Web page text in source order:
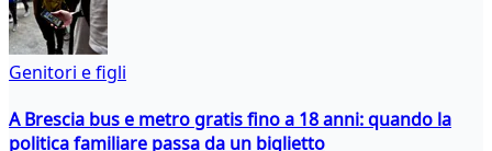
Genitori e figli
A Brescia bus e metro gratis fino a 18 anni: quando la
politica familiare passa da un biglietto